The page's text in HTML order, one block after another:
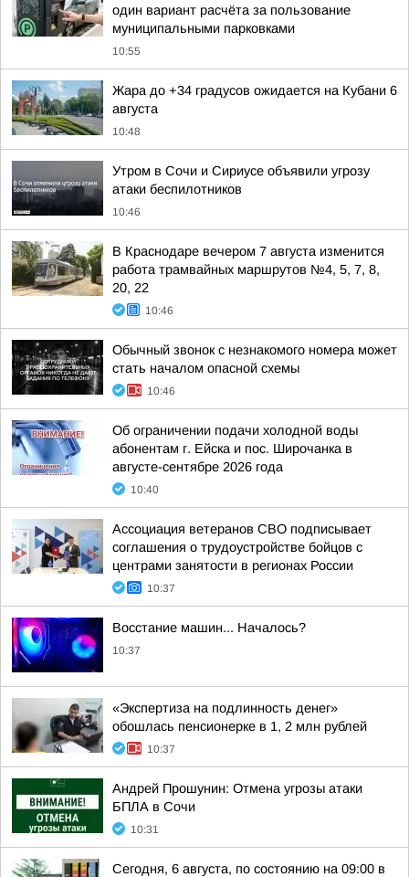
один вариант расчёта за пользование
муниципальными парковками
10:55
Жара до +34 градусов ожидается на Кубани 6
августа
10:48
Утром в Сочи и Сириусе объявили угрозу
атаки беспилотников
10:46
В Краснодаре вечером 7 августа изменится
работа трамвайных маршрутов №4, 5, 7, 8,
20, 22
10:46
Обычный звонок с незнакомого номера может
стать началом опасной схемы
10:46
Об ограничении подачи холодной воды
абонентам г. Ейска и пос. Широчанка в
августе-сентябре 2026 года
10:40
Ассоциация ветеранов СВО подписывает
соглашения о трудоустройстве бойцов с
центрами занятости в регионах России
10:37
Восстание машин... Началось?
10:37
«Экспертиза на подлинность денег»
обошлась пенсионерке в 1, 2 млн рублей
10:37
Андрей Прошунин: Отмена угрозы атаки
БПЛА в Сочи
10:31
Сегодня, 6 августа, по состоянию на 09:00 в